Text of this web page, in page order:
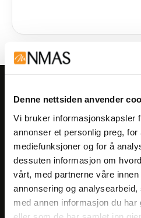
Denne nettsiden anvender
Vi bruker informasjonskapsler
annonser et personlig preg,
mediefunksjoner og for å
dessuten informasjon om
vårt, med partnerne våre innen
annonsering og
med annen informasjon du har
eller som de har samlet inn
Meld deg på vårt
Få informasjon om
arrangementer og
Meld på nyhetsbrev